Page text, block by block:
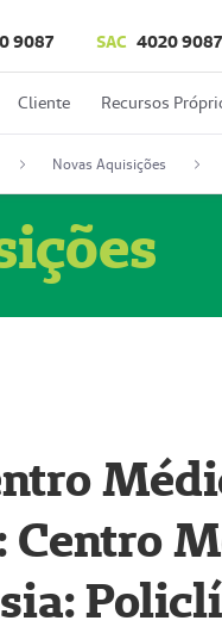
9087 SAC 4020 9087
Cliente Recursos
Novas Aquisições